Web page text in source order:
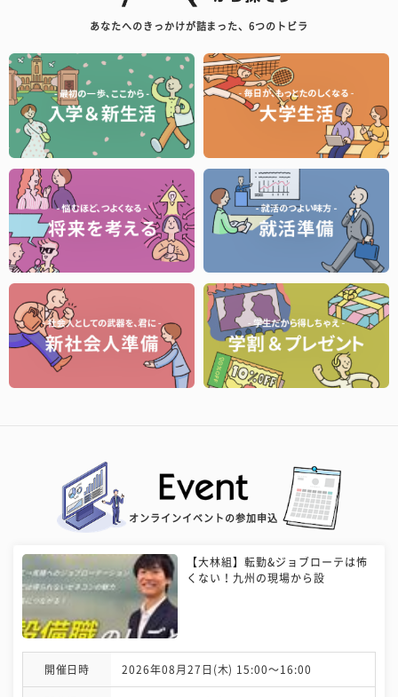
あなたへのきっかけが詰まった、6つのトビラ
オンラインイベントの参加申込
【大林組】転勤&ジョブローテは怖
くない！九州の現場から設
開催日時 2026年08月27日(木) 15:00〜16:00